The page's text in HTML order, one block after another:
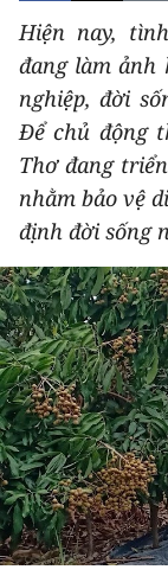
XÃ HỘI
PHÁP LUẬT
DU LỊCH
THẾ GIỚI
THỂ THAO
GIÁO DỤC
Y TẾ
KHOA HỌC -
MÔI TRƯỜNG
BẠN ĐỌC
Hiện nay,
đang làm ảnh
nghiệp, đời
Để chủ động
Thơ đang
nhằm bảo vệ
định đời sống